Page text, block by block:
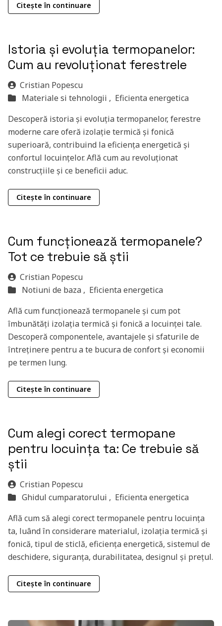
Citește în continuare
Istoria și evoluția termopanelor:
Cum au revoluționat ferestrele
Cristian Popescu
Materiale si tehnologii , Eficienta energetica
Descoperă istoria și evoluția termopanelor, ferestre
moderne care oferă izolație termică și fonică
superioară, contribuind la eficiența energetică și
confortul locuințelor. Află cum au revoluționat
construcțiile și ce beneficii aduc.
Citește în continuare
Cum funcționează termopanele?
Tot ce trebuie să știi
Cristian Popescu
Notiuni de baza , Eficienta energetica
Află cum funcționează termopanele și cum pot
îmbunătăți izolația termică și fonică a locuinței tale.
Descoperă componentele, avantajele și sfaturile de
întreținere pentru a te bucura de confort și economii
pe termen lung.
Citește în continuare
Cum alegi corect termopane
pentru locuința ta: Ce trebuie să
știi
Cristian Popescu
Ghidul cumparatorului , Eficienta energetica
Află cum să alegi corect termopanele pentru locuința
ta, luând în considerare materialul, izolația termică și
fonică, tipul de sticlă, eficiența energetică, sistemul de
deschidere, siguranța, durabilitatea, designul și prețul.
Citește în continuare